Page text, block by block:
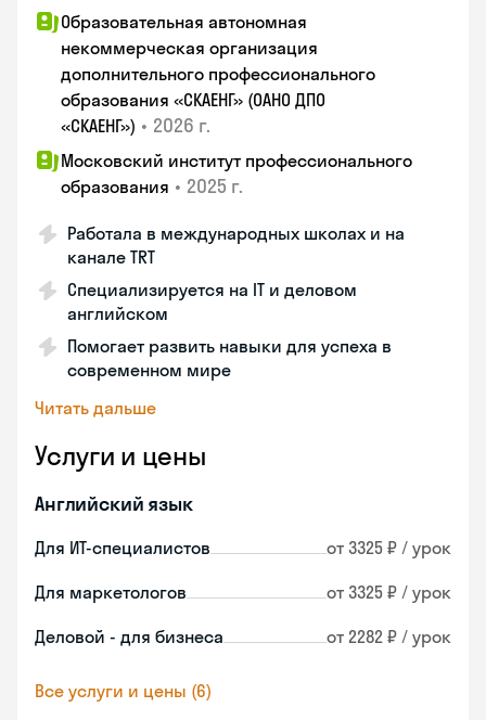
Образовательная автономная
некоммерческая организация
дополнительного профессионального
образования «СКАЕНГ» (ОАНО ДПО
«СКАЕНГ») • 2026 г.
Московский институт профессионального
образования • 2025 г.
Работала в международных школах и на
канале TRT
Специализируется на IT и деловом
английском
Помогает развить навыки для успеха в
современном мире
Читать дальше
Услуги и цены
Английский язык
Для ИТ-специалистов от 3325 ₽ / урок
Для маркетологов от 3325 ₽ / урок
Деловой - для бизнеса от 2282 ₽ / урок
Все услуги и цены (6)